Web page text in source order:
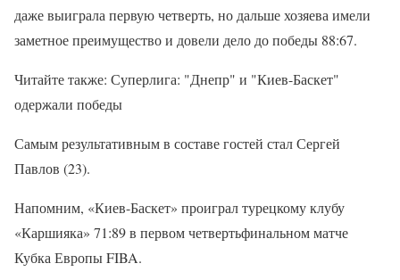
даже выиграла первую четверть, но дальше хозяева имели
заметное преимущество и довели дело до победы 88:67.
Читайте также: Суперлига: "Днепр" и "Киев-Баскет"
одержали победы
Самым результативным в составе гостей стал Сергей
Павлов (23).
Напомним, «Киев-Баскет» проиграл турецкому клубу
«Каршияка» 71:89 в первом четвертьфинальном матче
Кубка Европы FIBA.